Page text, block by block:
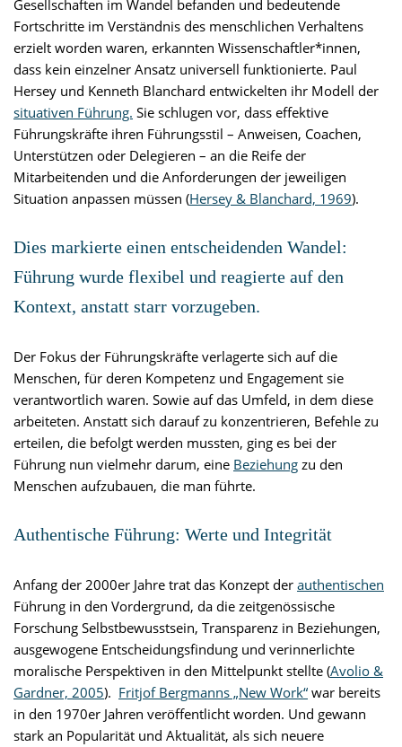
Gesellschaften im Wandel befanden und bedeutende
Fortschritte im Verständnis des menschlichen Verhaltens
erzielt worden waren, erkannten Wissenschaftler*innen,
dass kein einzelner Ansatz universell funktionierte. Paul
Hersey und Kenneth Blanchard entwickelten ihr Modell der
situativen Führung. Sie schlugen vor, dass effektive
Führungskräfte ihren Führungsstil – Anweisen, Coachen,
Unterstützen oder Delegieren – an die Reife der
Mitarbeitenden und die Anforderungen der jeweiligen
Situation anpassen müssen (Hersey & Blanchard, 1969).
Dies markierte einen entscheidenden Wandel:
Führung wurde flexibel und reagierte auf den
Kontext, anstatt starr vorzugeben.
Der Fokus der Führungskräfte verlagerte sich auf die
Menschen, für deren Kompetenz und Engagement sie
verantwortlich waren. Sowie auf das Umfeld, in dem diese
arbeiteten. Anstatt sich darauf zu konzentrieren, Befehle zu
erteilen, die befolgt werden mussten, ging es bei der
Führung nun vielmehr darum, eine Beziehung zu den
Menschen aufzubauen, die man führte.
Authentische Führung: Werte und Integrität
Anfang der 2000er Jahre trat das Konzept der authentischen
Führung in den Vordergrund, da die zeitgenössische
Forschung Selbstbewusstsein, Transparenz in Beziehungen,
ausgewogene Entscheidungsfindung und verinnerlichte
moralische Perspektiven in den Mittelpunkt stellte (Avolio &
Gardner, 2005). Fritjof Bergmanns „New Work“ war bereits
in den 1970er Jahren veröffentlicht worden. Und gewann
stark an Popularität und Aktualität, als sich neuere